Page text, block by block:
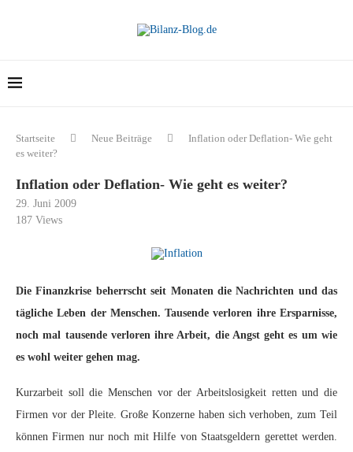
Startseite Neue Beiträge
Inflation oder Deflation- Wie geht
es weiter?
Inflation oder Deflation- Wie geht es weiter?
29. Juni 2009
187 Views
Die Finanzkrise beherrscht seit Monaten die Nachrichten und das
tägliche Leben der Menschen. Tausende verloren ihre Ersparnisse,
noch mal tausende verloren ihre Arbeit, die Angst geht es um wie
es wohl weiter gehen mag.
Kurzarbeit soll die Menschen vor der Arbeitslosigkeit retten und die
Firmen vor der Pleite. Große Konzerne haben sich verhoben, zum Teil
können Firmen nur noch mit Hilfe von Staatsgeldern gerettet werden.